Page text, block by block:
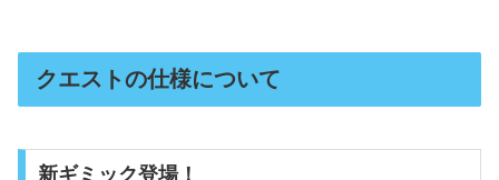
クエストの仕様について
新ギミック登場！